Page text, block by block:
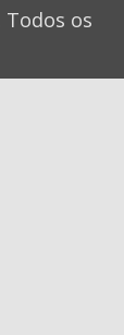
Todos os